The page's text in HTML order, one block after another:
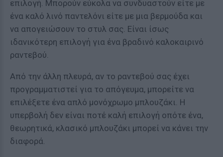
επιλογή. Μπορούν εύκολα να συνδυαστούν είτε με
ένα καλό λινό παντελόνι είτε με μια βερμούδα και
να απογειώσουν το στυλ σας. Είναι ίσως
ιδανικότερη επιλογή για ένα βραδινό καλοκαιρινό
ραντεβού.
Από την άλλη πλευρά, αν το ραντεβού σας έχει
προγραμματιστεί για το απόγευμα, μπορείτε να
επιλέξετε ένα απλό μονόχρωμο μπλουζάκι. Η
υπερβολή δεν είναι ποτέ καλή επιλογή οπότε ένα,
θεωρητικά, κλασικό μπλουζάκι μπορεί να κάνει την
διαφορά.